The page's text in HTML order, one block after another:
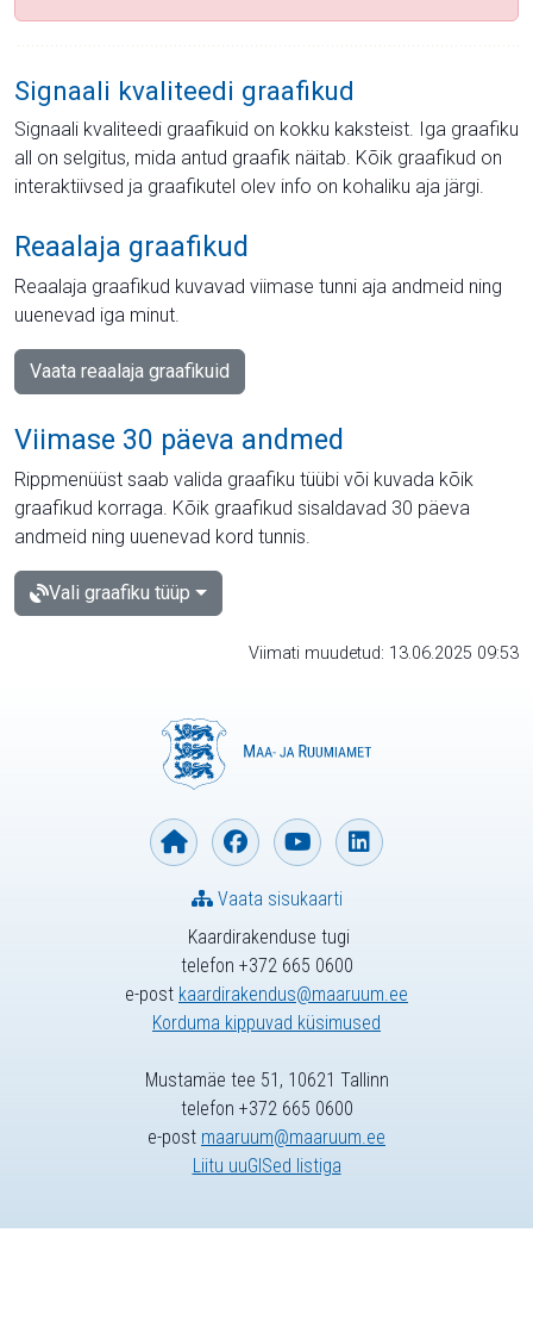
Signaali kvaliteedi graafikud
Signaali kvaliteedi graafikuid on kokku kaksteist. Iga graafiku
all on selgitus, mida antud graafik näitab. Kõik graafikud on
interaktiivsed ja graafikutel olev info on kohaliku aja järgi.
Reaalaja graafikud
Reaalaja graafikud kuvavad viimase tunni aja andmeid ning
uuenevad iga minut.
Vaata reaalaja graafikuid
Viimase 30 päeva andmed
Rippmenüüst saab valida graafiku tüübi või kuvada kõik
graafikud korraga. Kõik graafikud sisaldavad 30 päeva
andmeid ning uuenevad kord tunnis.
Vali graafiku tüüp
Viimati muudetud: 13.06.2025 09:53
Kaardirakenduse tugi
telefon +372 665 0600
e-post kaardirakendus@maaruum.ee
Korduma kippuvad küsimused
Vaata sisukaarti
Mustamäe tee 51, 10621 Tallinn
telefon +372 665 0600
e-post maaruum@maaruum.ee
Liitu uuGISed listiga